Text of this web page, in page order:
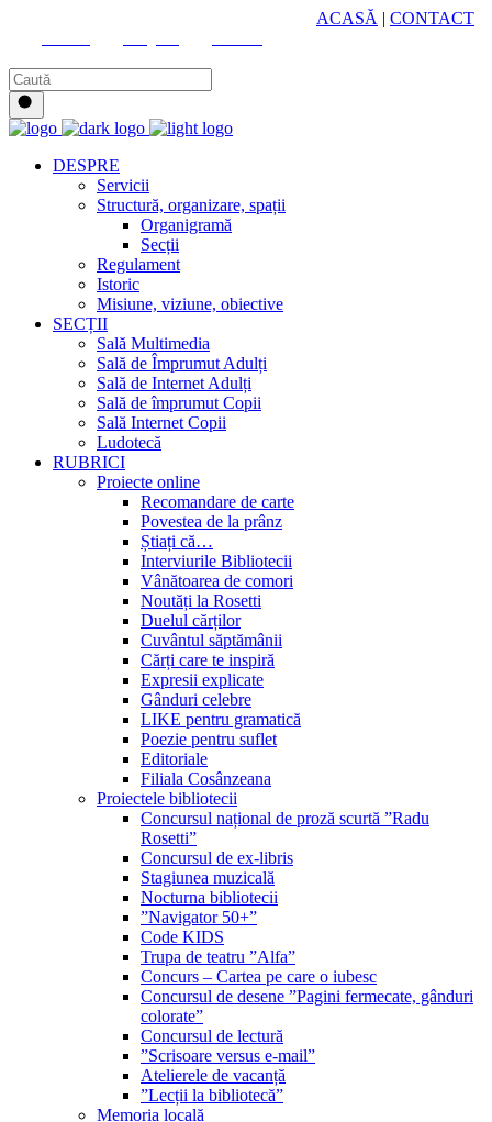
ACASĂ | CONTACT
DESPRE
Servicii
Structură, organizare, spații
Organigramă
Secții
Regulament
Istoric
Misiune, viziune, obiective
SECȚII
Sală Multimedia
Sală de Împrumut Adulți
Sală de Internet Adulți
Sală de împrumut Copii
Sală Internet Copii
Ludotecă
RUBRICI
Proiecte online
Recomandare de carte
Povestea de la prânz
Știați că…
Interviurile Bibliotecii
Vânătoarea de comori
Noutăți la Rosetti
Duelul cărților
Cuvântul săptămânii
Cărți care te inspiră
Expresii explicate
Gânduri celebre
LIKE pentru gramatică
Poezie pentru suflet
Editoriale
Filiala Cosânzeana
Proiectele bibliotecii
Concursul național de proză scurtă ”Radu
Rosetti”
Concursul de ex-libris
Stagiunea muzicală
Nocturna bibliotecii
”Navigator 50+”
Code KIDS
Trupa de teatru ”Alfa”
Concurs – Cartea pe care o iubesc
Concursul de desene ”Pagini fermecate, gânduri
colorate”
Concursul de lectură
”Scrisoare versus e-mail”
Atelierele de vacanță
”Lecții la bibliotecă”
Memoria locală